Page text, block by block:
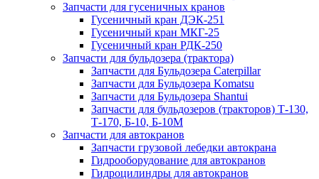
Запчасти для гусеничных кранов
Гусеничный кран ДЭК-251
Гусеничный кран МКГ-25
Гусеничный кран РДК-250
Запчасти для бульдозера (трактора)
Запчасти для Бульдозера Caterpillar
Запчасти для Бульдозера Komatsu
Запчасти для Бульдозера Shantui
Запчасти для бульдозеров (тракторов) Т-130,
Т-170, Б-10, Б-10М
Запчасти для автокранов
Запчасти грузовой лебедки автокрана
Гидрооборудование для автокранов
Гидроцилиндры для автокранов